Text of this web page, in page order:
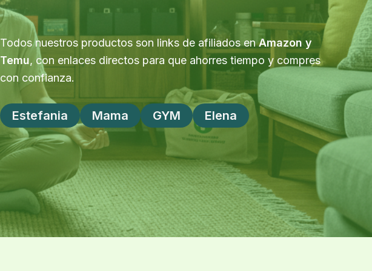
Todos nuestros productos son links de afiliados enAmazon y
Temu, con enlaces directos para que ahorres tiempo y compres
con confianza.
Estefania Mama GYM Elena